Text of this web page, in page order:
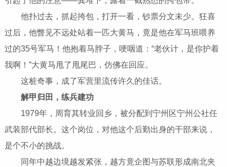
他扑过去，抓起挎包，打开一看，钞票分文未少。狂喜
过后，他瞥见不远处站着一匹大黄马，竟是他在军马班喂养
过的35号军马！他抱着马脖子，哽咽道：“老伙计，是你护着
我啊！”大黄马甩了甩尾巴，仿佛在回应。
这桩奇事，成了军营里流传许久的佳话。
解甲归田，练兵建功
1979年，周育其转业回乡，被分配到宁州区宁州公社任
武装部代部长。这个岗位，对他这个后勤出身的干部来说，
是个不小的挑战。
同年中越边境越发紧张，越方竟企图与苏联形成南北夹